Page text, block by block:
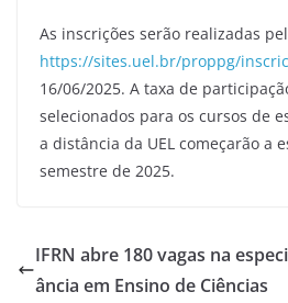
As inscrições serão realizadas
https://sites.uel.br/proppg/
16/06/2025. A taxa de
selecionados para os cursos de
a distância da UEL começarão a
semestre de 2025.
IFRN abre 180 vagas na
ância em Ensino de Ciências